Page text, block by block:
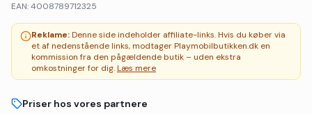
EAN:4008789712325
Reklame:Denne side indeholder affiliate-links. Hvis du køber via
et af nedenstående links, modtager Playmobilbutikken.dk en
kommission fra den pågældende butik – uden ekstra
omkostninger for dig.Læs mere
Priser hos vores partnere